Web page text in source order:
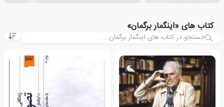
کتاب های «اینگمار برگمان»